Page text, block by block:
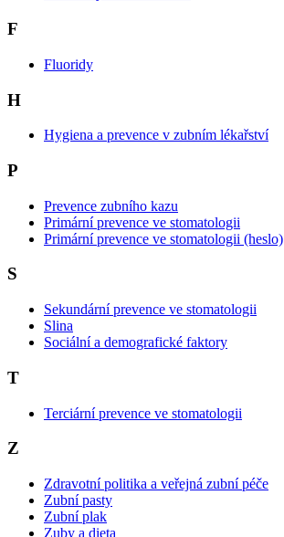
F
Fluoridy
H
Hygiena a prevence v zubním lékařství
P
Prevence zubního kazu
Primární prevence ve stomatologii
Primární prevence ve stomatologii (heslo)
S
Sekundární prevence ve stomatologii
Slina
Sociální a demografické faktory
T
Terciární prevence ve stomatologii
Z
Zdravotní politika a veřejná zubní péče
Zubní pasty
Zubní plak
Zuby a dieta